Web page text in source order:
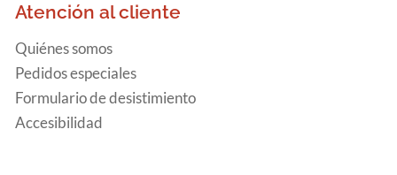
Atención al cliente
Quiénes somos
Pedidos especiales
Formulario de desistimiento
Accesibilidad